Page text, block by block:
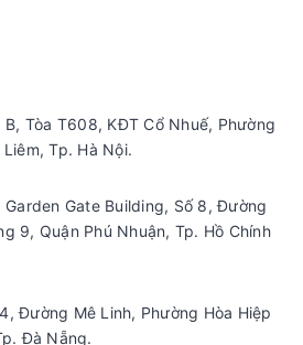
B, Tòa T608, KĐT Cổ Nhuế, Phường
Tp. Hà Nội.
Gate Building, Số 8, Đường
9, Quận Phú Nhuận, Tp. Hồ Chính
Đường Mê Linh, Phường Hòa Hiệp
Đà Nẵng.